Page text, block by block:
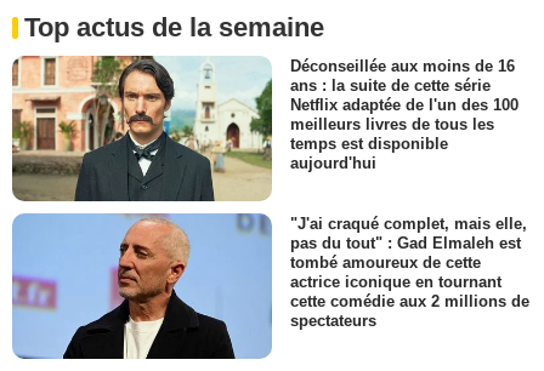
Top actus de la semaine
Déconseillée aux moins de 16
ans : la suite de cette série
Netflix adaptée de l'un des 100
meilleurs livres de tous les
temps est disponible
aujourd'hui
"J'ai craqué complet, mais elle,
pas du tout" : Gad Elmaleh est
tombé amoureux de cette
actrice iconique en tournant
cette comédie aux 2 millions de
spectateurs